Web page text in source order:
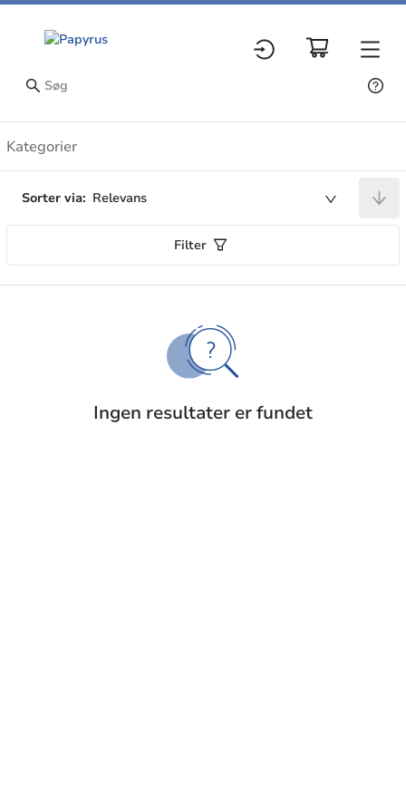
Artikler
Kategorier
Sorter via: Relevans
Filter
Ingen resultater er fundet